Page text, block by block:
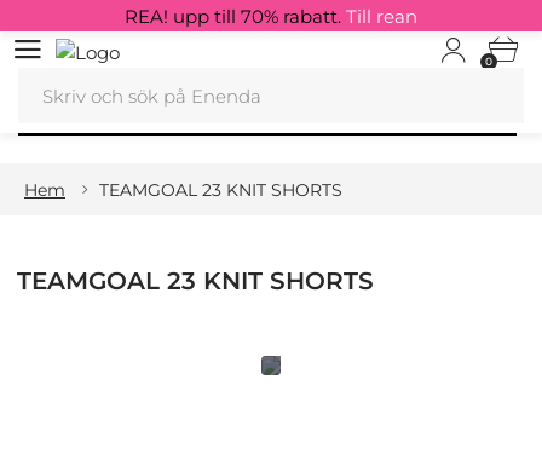
0
REA! upp till 70% rabatt. Till rean
Hem TEAMGOAL 23 KNIT SHORTS
TEAMGOAL 23 KNIT SHORTS